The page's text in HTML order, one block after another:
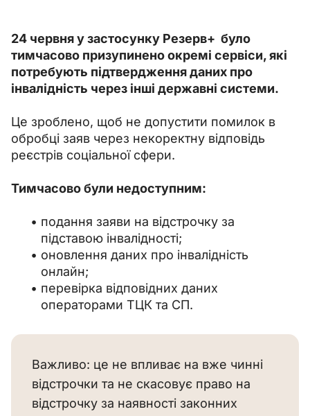
24 червня у застосунку Резерв+  було
тимчасово призупинено окремі сервіси, які
потребують підтвердження даних про
інвалідність через інші державні системи.
Це зроблено, щоб не допустити помилок в
обробці заяв через некоректну відповідь
реєстрів соціальної сфери.
Тимчасово були недоступним:
подання заяви на відстрочку за
підставою інвалідності;
оновлення даних про інвалідність
онлайн;
перевірка відповідних даних
операторами ТЦК та СП.
Важливо: це не впливає на вже чинні
відстрочки та не скасовує право на
відстрочку за наявності законних